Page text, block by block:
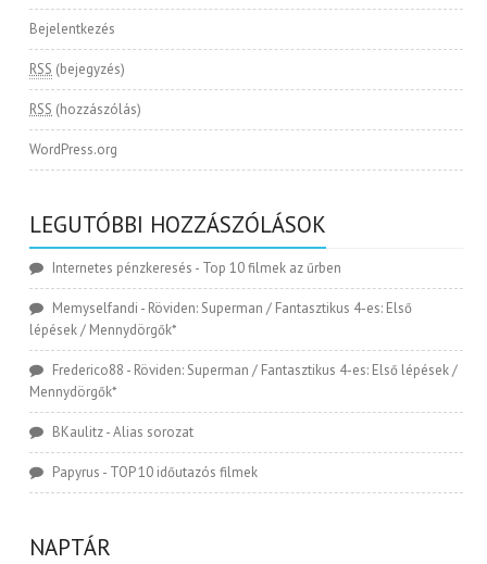
Bejelentkezés
RSS (bejegyzés)
RSS (hozzászólás)
WordPress.org
LEGUTÓBBI HOZZÁSZÓLÁSOK
Internetes pénzkeresés - Top 10 filmek az űrben
Memyselfandi - Röviden: Superman / Fantasztikus 4-es: Első
lépések / Mennydörgők*
Frederico88 - Röviden: Superman / Fantasztikus 4-es: Első lépések /
Mennydörgők*
BKaulitz-Alias sorozat
Papyrus - TOP 10 időutazós filmek
NAPTÁR